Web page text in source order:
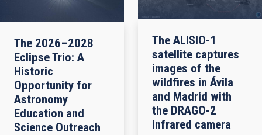
The 2026–2028
Eclipse Trio: A
Historic
Opportunity for
Astronomy
Education and
Science Outreach
The ALISIO-1
satellite captures
images of the
wildfires in Ávila
and Madrid with
the DRAGO-2
infrared camera